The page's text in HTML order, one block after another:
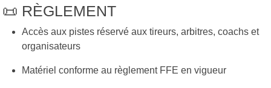
📜 RÈGLEMENT
Accès aux pistes réservé aux tireurs, arbitres, coachs et
organisateurs
Matériel conforme au règlement FFE en vigueur